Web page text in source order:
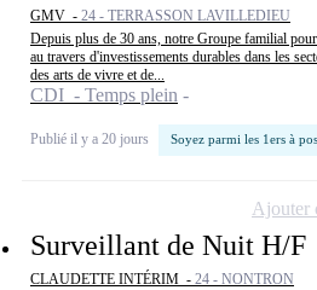
GMV - 24 - TERRASSON LAVILLEDIEU
Depuis plus de 30 ans, notre Groupe familial
au travers d'investissements durables dans les
des arts de vivre et de...
CDI - Temps plein
Publié il y a 20 jours Soyez parmi les 1ers à
Surveillant de Nuit H/F
CLAUDETTE INTÉRIM - 24 - NONTRON
Ajouter